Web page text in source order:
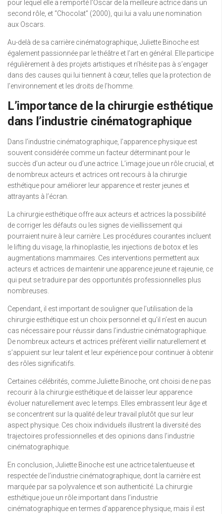
pour lequel elle a remporté l’Oscar de la meilleure actrice dans un
second rôle, et “Chocolat” (2000), qui lui a valu une nomination
aux Oscars.
Au-delà de sa carrière cinématographique, Juliette Binoche est
également passionnée par le théâtre et l’art en général. Elle participe
régulièrement à des projets artistiques et n’hésite pas à s’engager
dans des causes qui lui tiennent à cœur, telles que la protection de
l’environnement et les droits de l’homme.
L’importance de la chirurgie esthétique
dans l’industrie cinématographique
Dans l’industrie cinématographique, l’apparence physique est
souvent considérée comme un facteur déterminant pour le
succès d’un acteur ou d’une actrice. L’image joue un rôle crucial, et
de nombreux acteurs et actrices ont recours à la chirurgie
esthétique pour améliorer leur apparence et rester jeunes et
attrayants à l’écran.
La chirurgie esthétique offre aux acteurs et actrices la possibilité
de corriger les défauts ou les signes de vieillissement qui
pourraient nuire à leur carrière. Les procédures courantes incluent
le lifting du visage, la rhinoplastie, les injections de botox et les
augmentations mammaires. Ces interventions permettent aux
acteurs et actrices de maintenir une apparence jeune et rajeunie, ce
qui peut se traduire par des opportunités professionnelles plus
nombreuses.
Cependant, il est important de souligner que l’utilisation de la
chirurgie esthétique est un choix personnel et qu’il n’est en aucun
cas nécessaire pour réussir dans l’industrie cinématographique.
De nombreux acteurs et actrices préfèrent vieillir naturellement et
s’appuient sur leur talent et leur expérience pour continuer à obtenir
des rôles significatifs.
Certaines célébrités, comme Juliette Binoche, ont choisi de ne pas
recourir à la chirurgie esthétique et de laisser leur apparence
évoluer naturellement avec le temps. Elles embrassent leur âge et
se concentrent sur la qualité de leur travail plutôt que sur leur
aspect physique. Ces choix individuels illustrent la diversité des
trajectoires professionnelles et des opinions dans l’industrie
cinématographique.
En conclusion, Juliette Binoche est une actrice talentueuse et
respectée de l’industrie cinématographique, dont la carrière est
marquée par sa polyvalence et son authenticité. La chirurgie
esthétique joue un rôle important dans l’industrie
cinématographique en termes d’apparence physique, mais il est